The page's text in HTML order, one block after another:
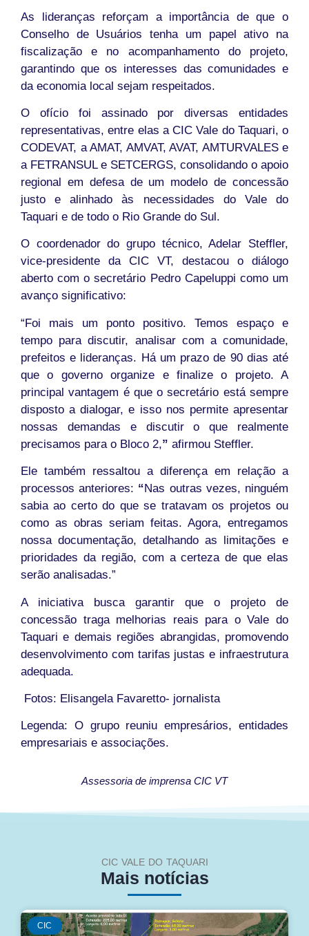
As lideranças reforçam a importância de que o
Conselho de Usuários tenha um papel ativo na
fiscalização e no acompanhamento do projeto,
garantindo que os interesses das comunidades e
da economia local sejam respeitados.
O ofício foi assinado por diversas entidades
representativas, entre elas a CIC Vale do Taquari, o
CODEVAT, a AMAT, AMVAT, AVAT, AMTURVALES e
a FETRANSUL e SETCERGS, consolidando o apoio
regional em defesa de um modelo de concessão
justo e alinhado às necessidades do Vale do
Taquari e de todo o Rio Grande do Sul.
O coordenador do grupo técnico, Adelar Steffler,
vice-presidente da CIC VT, destacou o diálogo
aberto com o secretário Pedro Capeluppi como um
avanço significativo:
“Foi mais um ponto positivo. Temos espaço e
tempo para discutir, analisar com a comunidade,
prefeitos e lideranças. Há um prazo de 90 dias até
que o governo organize e finalize o projeto. A
principal vantagem é que o secretário está sempre
disposto a dialogar, e isso nos permite apresentar
nossas demandas e discutir o que realmente
precisamos para o Bloco 2,” afirmou Steffler.
Ele também ressaltou a diferença em relação a
processos anteriores: “Nas outras vezes, ninguém
sabia ao certo do que se tratavam os projetos ou
como as obras seriam feitas. Agora, entregamos
nossa documentação, detalhando as limitações e
prioridades da região, com a certeza de que elas
serão analisadas.”
A iniciativa busca garantir que o projeto de
concessão traga melhorias reais para o Vale do
Taquari e demais regiões abrangidas, promovendo
desenvolvimento com tarifas justas e infraestrutura
adequada.
Fotos: Elisangela Favaretto- jornalista
Legenda: O grupo reuniu empresários, entidades
empresariais e associações.
Assessoria de imprensa CIC VT
CIC VALE DO TAQUARI
Mais notícias
CIC